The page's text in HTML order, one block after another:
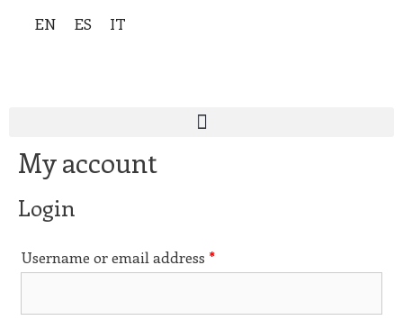
EN ES IT
My account
Login
Username or email address *